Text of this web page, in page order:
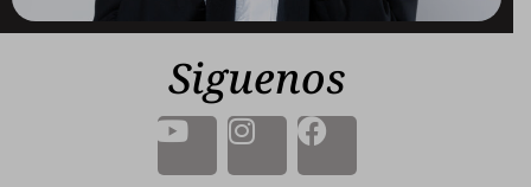
Siguenos